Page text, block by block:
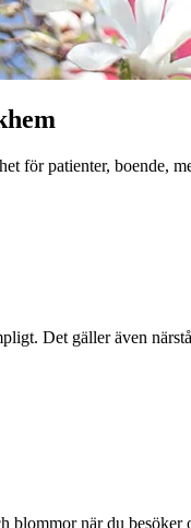
för patienter, boende,
Det gäller även
blommor när du besöker